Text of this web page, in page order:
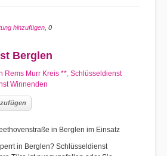
hinzufügen , 0
Berglen
Rems Murr Kreis **, Schlüsseldienst
Winnenden
in Berglen im Einsatz
in Berglen? Schlüsseldienst